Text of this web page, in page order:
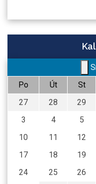
Po
Út St
27
28 29
3
4 5
10
11 12
17
18 19
24
25 26